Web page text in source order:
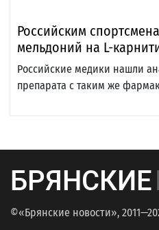
Российским
мельдоний на L-
Российские медики нашли
препарата с таким же
БРЯНСКИЕ
©«Брянские новости»,